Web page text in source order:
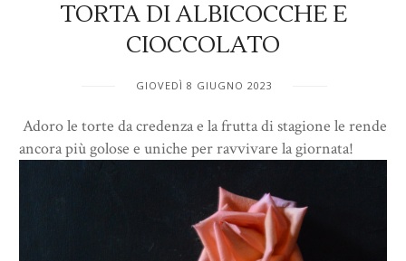
TORTA DI ALBICOCCHE E
CIOCCOLATO
GIOVEDÌ 8 GIUGNO 2023
Adoro le torte da credenza e la frutta di stagione le rende
ancora più golose e uniche per ravvivare la giornata!